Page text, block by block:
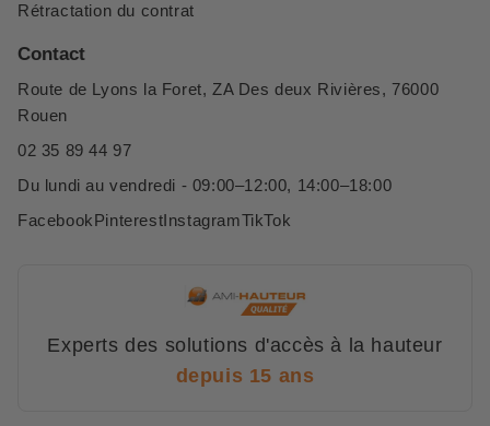
Rétractation du contrat
Contact
Route de Lyons la Foret, ZA Des deux Rivières, 76000
Rouen
02 35 89 44 97
Du lundi au vendredi - 09:00–12:00, 14:00–18:00
FacebookPinterestInstagramTikTok
Experts des solutions d'accès à la hauteur
depuis 15 ans